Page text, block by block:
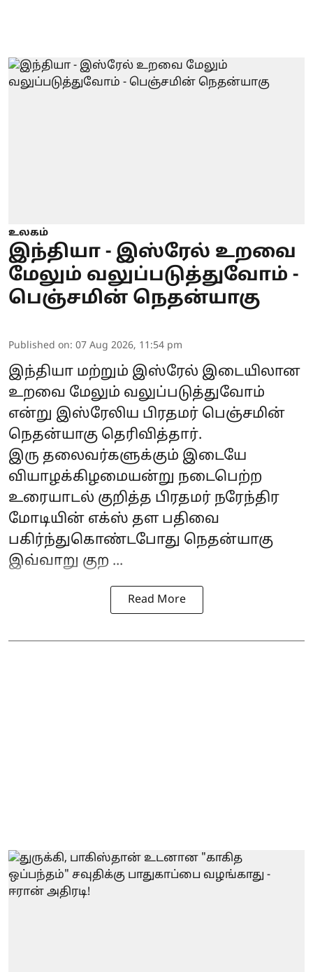
உலகம்
இந்தியா - இஸ்ரேல் உறவை
மேலும் வலுப்படுத்துவோம் -
பெஞ்சமின் நெதன்யாகு
Published on: 07 Aug 2026, 11:54 pm
இந்தியா மற்றும் இஸ்ரேல் இடையிலான
உறவை மேலும் வலுப்படுத்துவோம்
என்று இஸ்ரேலிய பிரதமர் பெஞ்சமின்
நெதன்யாகு தெரிவித்தார்.
இரு தலைவர்களுக்கும் இடையே
வியாழக்கிழமையன்று நடைபெற்ற
உரையாடல் குறித்த பிரதமர் நரேந்திர
மோடியின் எக்ஸ் தள பதிவை
பகிர்ந்துகொண்டபோது நெதன்யாகு
இவ்வாறு குற ...
Read More